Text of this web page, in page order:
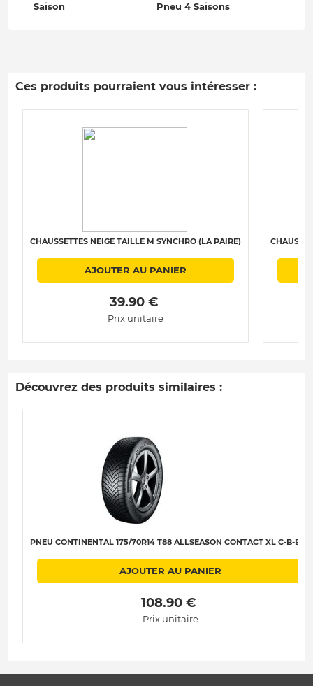
Saison Pneu 4 Saisons
Ces produits pourraient vous intéresser :
CHAUSSETTES NEIGE TAILLE M SYNCHRO (LA PAIRE)
AJOUTER AU PANIER
39.90 €
Prix unitaire
Découvrez des produits similaires :
PNEU CONTINENTAL 175/70R14 T88 ALLSEASON CONTACT XL C-B-B-71
AJOUTER AU PANIER
108.90 €
Prix unitaire